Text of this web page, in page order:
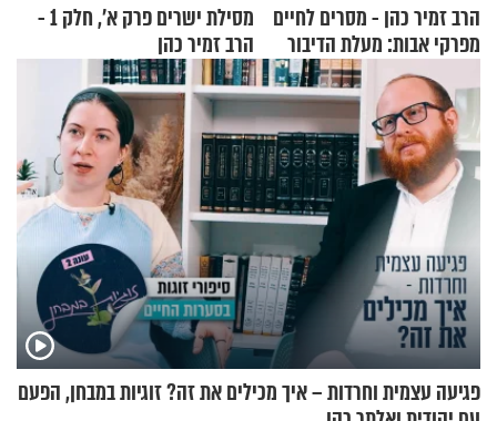
הרב זמיר כהן - מסרים לחיים
מפרקי אבות: מעלת הדיבור
מסילת ישרים פרק א’, חלק 1 -
הרב זמיר כהן
פגיעה עצמית וחרדות – איך מכילים את זה? זוגיות במבחן, הפעם